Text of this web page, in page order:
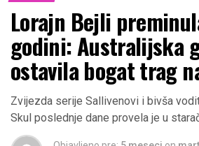
Lorajn Bejli
godini: Australijska
ostavila bogat trag
Zvijezda serije Sallivenovi i bivša
Skul poslednje dane provela je u